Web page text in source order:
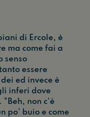
di Ercole, è
ma come fai a
senso
essere
ed invece è
inferi dove
"Beh, non c'è
po' buio e come